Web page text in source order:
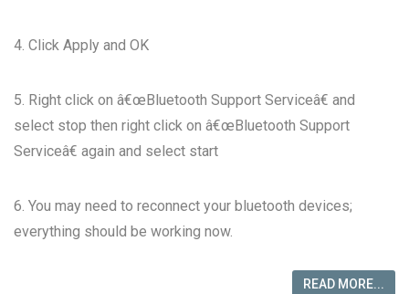
4. Click Apply and OK
5. Right click on â€œBluetooth Support Serviceâ€ and
select stop then right click on â€œBluetooth Support
Serviceâ€ again and select start
6. You may need to reconnect your bluetooth devices;
everything should be working now.
READ MORE...